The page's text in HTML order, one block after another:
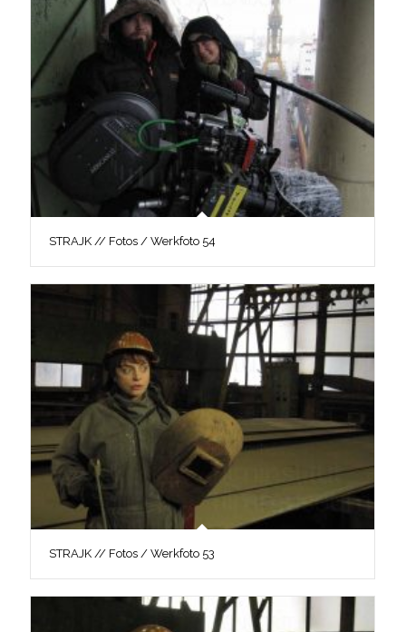
STRAJK // Fotos / Werkfoto 54
STRAJK // Fotos / Werkfoto 53